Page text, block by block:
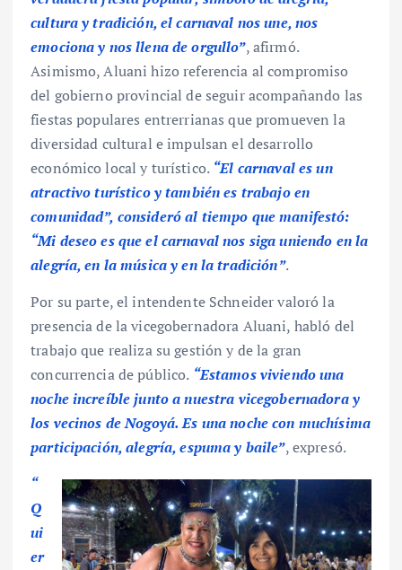
cultura y tradición, el carnaval nos une, nos
emociona y nos llena de orgullo”, afirmó.
Asimismo, Aluani hizo referencia al compromiso
del gobierno provincial de seguir acompañando las
fiestas populares entrerrianas que promueven la
diversidad cultural e impulsan el desarrollo
económico local y turístico. “El carnaval es un
atractivo turístico y también es trabajo en
comunidad”, consideró al tiempo que manifestó:
“Mi deseo es que el carnaval nos siga uniendo en la
alegría, en la música y en la tradición”.
Por su parte, el intendente Schneider valoró la
presencia de la vicegobernadora Aluani, habló del
trabajo que realiza su gestión y de la gran
concurrencia de público. “Estamos viviendo una
noche increíble junto a nuestra vicegobernadora y
los vecinos de Nogoyá. Es una noche con muchísima
participación, alegría, espuma y baile”, expresó.
“
Q
ui
er